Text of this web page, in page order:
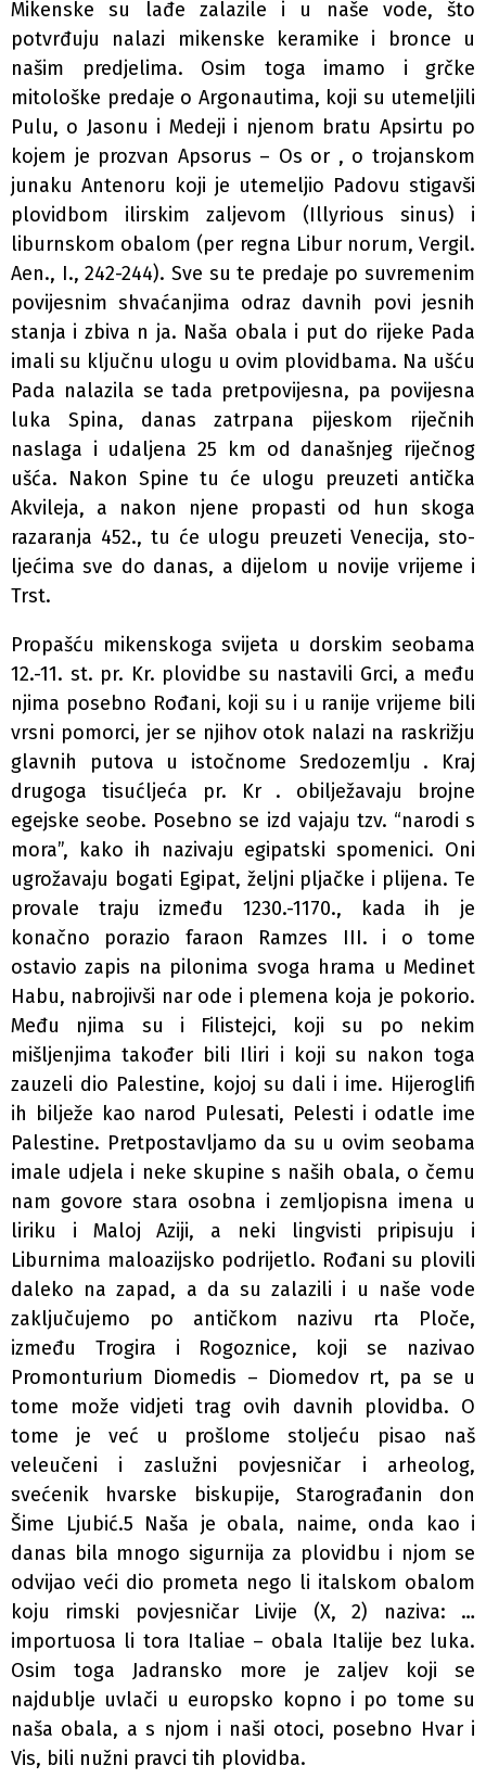
Mikenske su lađe zalazile i u naše vode, što
potvrđuju nalazi mikenske keramike i bronce u
našim predjelima. Osim toga imamo i grčke
mitološke predaje o Argonautima, koji su utemeljili
Pulu, o Jasonu i Medeji i njenom bratu Apsirtu po
kojem je prozvan Apsorus – Os or , o trojanskom
junaku Antenoru koji je utemeljio Padovu stigavši
plovidbom ilirskim zaljevom (Illyrious sinus) i
liburnskom obalom (per regna Libur­ norum, Vergil.
Aen., I., 242-244). Sve su te predaje po suvremenim
povijesnim shvaćanjima odraz davnih povi­ jesnih
stanja i zbiva n ja. Naša obala i put do rijeke Pada
imali su ključnu ulogu u ovim plovidbama. Na ušću
Pada nalazila se tada pretpovijesna, pa povijesna
luka Spina, danas zatrpana pijeskom riječnih
naslaga i udaljena 25 km od današnjeg riječnog
ušća. Nakon Spine tu će ulogu preuzeti antička
Akvileja, a nakon njene propasti od hun­ skoga
razaranja 452., tu će ulogu preuzeti Venecija, sto­
ljećima sve do danas, a dijelom u novije vrijeme i
Trst.
Propašću mikenskoga svijeta u dorskim seobama
12.-11. st. pr. Kr. plovidbe su nastavili Grci, a među
njima posebno Rođani, koji su i u ranije vrijeme bili
vrsni pomorci, jer se njihov otok nalazi na raskrižju
glavnih putova u istočnome Sredozemlju . Kraj
drugoga tisućljeća pr. Kr . obilježavaju brojne
egejske seobe. Posebno se izd­ vajaju tzv. “narodi s
mora”, kako ih nazivaju egipatski spomenici. Oni
ugrožavaju bogati Egipat, željni pljačke i plijena. Te
provale traju između 1230.-1170., kada ih je
konačno porazio faraon Ramzes III. i o tome
ostavio zapis na pilonima svoga hrama u Medinet
Habu, nabrojivši nar­ ode i plemena koja je pokorio.
Među njima su i Filistejci, koji su po nekim
mišljenjima također bili Iliri i koji su nakon toga
zauzeli dio Palestine, kojoj su dali i ime. Hijeroglifi
ih bilježe kao narod Pulesati, Pelesti i odatle ime
Palestine. Pretpostavljamo da su u ovim seobama
imale udjela i neke skupine s naših obala, o čemu
nam govore stara osobna i zemljopisna imena u
liriku i Maloj Aziji, a neki lingvisti pripisuju i
Liburnima maloazijsko podrijetlo. Rođani su plovili
daleko na zapad, a da su zalazili i u naše vode
zaključujemo po antičkom nazivu rta Ploče,
između Trogira i Rogoznice, koji se nazivao
Promonturium Diomedis – Diomedov rt, pa se u
tome može vidjeti trag ovih davnih plovidba. O
tome je već u pro­šlome stoljeću pisao naš
veleučeni i zaslužni povjesničar i arheolog,
svećenik hvarske biskupije, Starograđanin don
Šime Ljubić.5 Naša je obala, naime, onda kao i
danas bila mnogo sigurnija za plovidbu i njom se
odvijao veći dio prometa nego li italskom obalom
koju rimski povjesničar Livije (X, 2) naziva: …
importuosa li tora Italiae – obala Italije bez luka.
Osim toga Jadransko more je zaljev koji se
najdublje uvlači u europsko kopno i po tome su
naša obala, a s njom i naši otoci, posebno Hvar i
Vis, bili nužni pravci tih plovidba.